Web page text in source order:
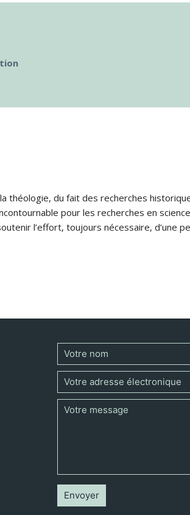
du fait des recherches
pour les recherches en
l’effort, toujours nécessaire, d’une